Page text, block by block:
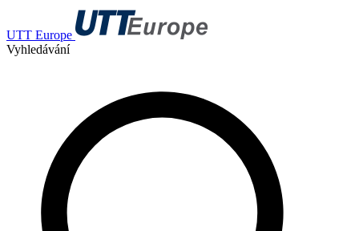
UTT Europe
Vyhledávání